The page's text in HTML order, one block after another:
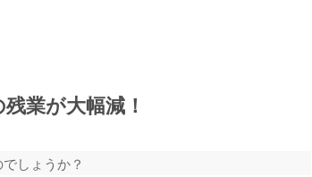
業が大幅減！
しょうか？